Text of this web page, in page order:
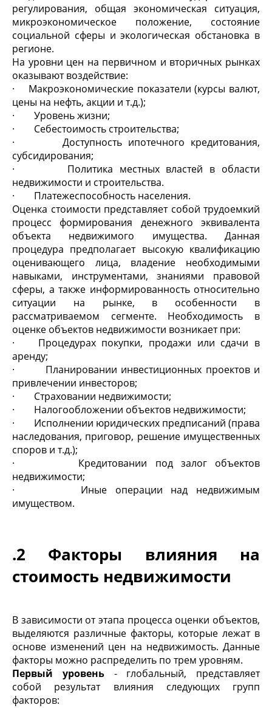
регулирования, общая экономическая ситуация,
микроэкономическое положение, состояние
социальной сферы и экологическая обстановка в
регионе.
На уровни цен на первичном и вторичных рынках
оказывают воздействие:
· Макроэкономические показатели (курсы валют,
цены на нефть, акции и т.д.);
· Уровень жизни;
· Себестоимость строительства;
· Доступность ипотечного кредитования,
субсидирования;
· Политика местных властей в области
недвижимости и строительства.
· Платежеспособность населения.
Оценка стоимости представляет собой трудоемкий
процесс формирования денежного эквивалента
объекта недвижимого имущества. Данная
процедура предполагает высокую квалификацию
оценивающего лица, владение необходимыми
навыками, инструментами, знаниями правовой
сферы, а также информированность относительно
ситуации на рынке, в особенности в
рассматриваемом сегменте. Необходимость в
оценке объектов недвижимости возникает при:
· Процедурах покупки, продажи или сдачи в
аренду;
· Планировании инвестиционных проектов и
привлечении инвесторов;
· Страховании недвижимости;
· Налогообложении объектов недвижимости;
· Исполнении юридических предписаний (права
наследования, приговор, решение имущественных
споров и т.д.);
· Кредитовании под залог объектов
недвижимости;
· Иные операции над недвижимым
имуществом.
.2 Факторы влияния на
стоимость недвижимости
В зависимости от этапа процесса оценки объектов,
выделяются различные факторы, которые лежат в
основе изменений цен на недвижимость. Данные
факторы можно распределить по трем уровням.
Первый уровень- глобальный, представляет
собой результат влияния следующих групп
факторов: